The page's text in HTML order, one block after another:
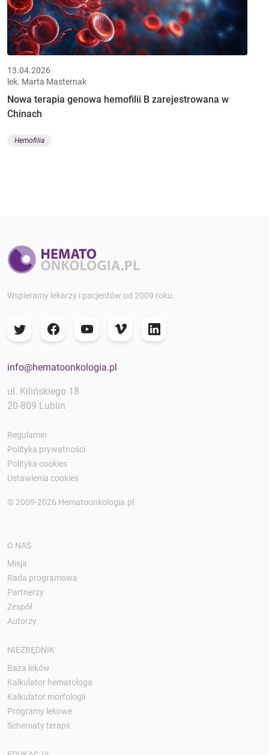
13.04.2026
lek. Marta Masternak
Nowa terapia genowa hemofilii B zarejestrowana w
Chinach
Hemofilia
Wspieramy lekarzy i pacjentów od 2009 roku.
info@hematoonkologia.pl
ul. Kilińskiego 18
20-809 Lublin
Regulamin
Polityka prywatności
Polityka cookies
Ustawienia cookies
© 2009-2026 Hematoonkologia.pl
O NAS
Misja
Rada programowa
Partnerzy
Zespół
Autorzy
NIEZBĘDNIK
Baza leków
Kalkulator hematologa
Kalkulator morfologii
Programy lekowe
Schematy terapii